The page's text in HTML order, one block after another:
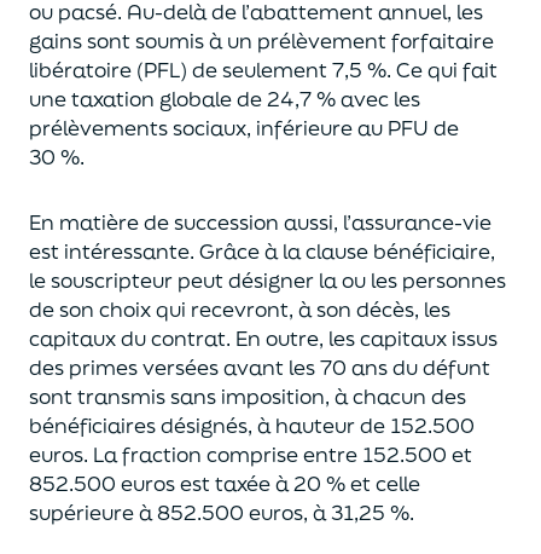
ou pacsé. Au-delàde l’abattement annuel, les
gains sont soumis à un prélèvement forfaitaire
libératoire (PFL) de seulement 7,5 %. Ce qui fait
une taxation globale de24,7 % avec les
prélèvements sociaux, inférieure au PFU de
30 %.
En matière de succession aussi, l’assurance-vie
est intéressante. Grâce à la clause bénéficiaire,
le souscripteur peut désigner la ou les personnes
de son choix qui recevront, à son décès, les
capitaux du contrat. En outre, les capitaux issus
des primes versées avant les 70 ans du défunt
sont transmis sans imposition, à chacun des
bénéficiaires désignés, à hauteur de 152.500
euros. La fraction comprise entre 152.500 et
852.500 eurosest taxée à 20 % et celle
supérieure à 852.500 euros, à 31,25 %.